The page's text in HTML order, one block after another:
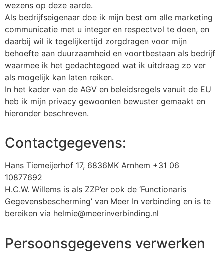
wezens op deze aarde.
Als bedrijfseigenaar doe ik mijn best om alle marketing
communicatie met u integer en respectvol te doen, en
daarbij wil ik tegelijkertijd zorgdragen voor mijn
behoefte aan duurzaamheid en voortbestaan als bedrijf
waarmee ik het gedachtegoed wat ik uitdraag zo ver
als mogelijk kan laten reiken.
In het kader van de AGV en beleidsregels vanuit de EU
heb ik mijn privacy gewoonten bewuster gemaakt en
hieronder beschreven.
Contactgegevens:
Hans Tiemeijerhof 17, 6836MK Arnhem +31 06
10877692
H.C.W. Willems is als ZZP’er ook de ‘Functionaris
Gegevensbescherming’ van Meer In verbinding en is te
bereiken via helmie@meerinverbinding.nl
Persoonsgegevens verwerken